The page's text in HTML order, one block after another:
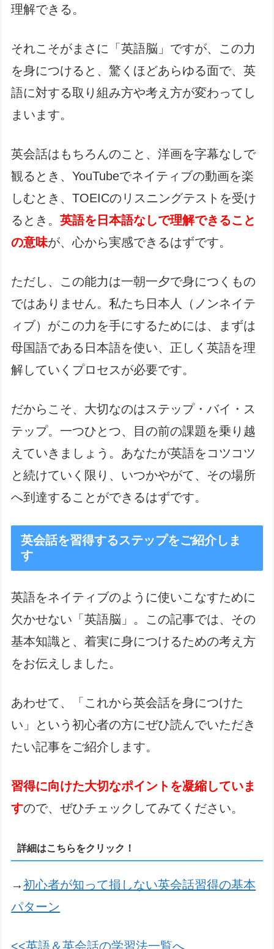
理解できる。
それこそがまさに「英語脳」ですが、この力
を身につけると、驚くほどあらゆる面で、英
語に対する取り組み方や考え方が変わってし
まいます。
英会話はもちろんのこと、洋画を字幕なしで
観るとき、YouTubeでネイティブの動画を楽
しむとき、TOEICのリスニングテストを受け
るとき。英語を日本語なしで理解できること
の意味が、心から実感できるはずです。
ただし、この能力は一朝一夕で身につくもの
ではありません。私たち日本人（ノンネイテ
ィブ）がこの力を手にするためには、まずは
母国語である日本語を使い、正しく英語を理
解していくプロセスが必要です。
だからこそ、大切なのはステップ・バイ・ス
テップ。一つひとつ、目の前の課題を乗り越
えていきましょう。あなたが英語をコツコツ
と続けていく限り、いつかやがて、その場所
へ到達することができるはずです。
英会話を習得するステップをご紹介しま
す
英語をネイティブのように使いこなすために
欠かせない「英語脳」。この記事では、その
基本知識と、着実に身につけるための考え方
をお伝えしました。
あわせて、「これから英会話を身につけた
い」という初心者の方にぜひ読んでいただき
たい記事をご紹介します。
習得に向けた大切なポイントを凝縮していま
すので、ぜひチェックしてみてください。
詳細はこちらをクリック！
→初心者が知って損しない英会話習得の基本
パターン
<<英語＆英会話の学習法一覧へ